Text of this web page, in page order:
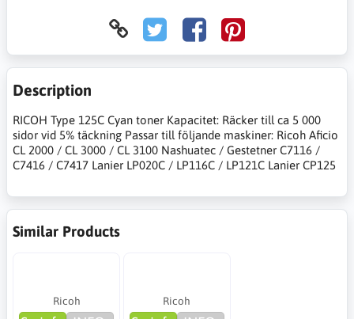
Description
RICOH Type 125C Cyan toner Kapacitet: Räcker till ca 5 000
sidor vid 5% täckning Passar till följande maskiner: Ricoh Aficio
CL 2000 / CL 3000 / CL 3100 Nashuatec / Gestetner C7116 /
C7416 / C7417 Lanier LP020C / LP116C / LP121C Lanier CP125
Similar Products
Ricoh Ricoh